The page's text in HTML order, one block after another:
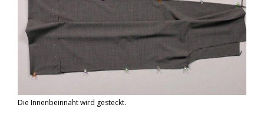
Die Innenbeinnaht wird gesteckt.